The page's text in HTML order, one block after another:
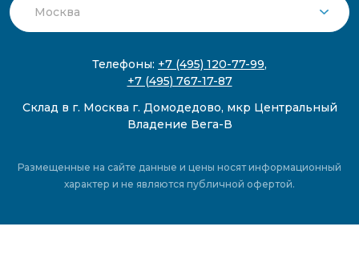
Телефоны: +7 (495) 120-77-99,
+7 (495) 767-17-87
Склад в г. Москва г. Домодедово, мкр Центральный
Владение Вега-В
Размещенные на сайте данные и цены носят информационный
характер и не являются публичной офертой.